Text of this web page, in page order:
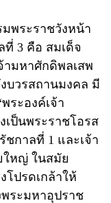
ระราชวังหน้า
3 คือ สมเด็จ
ามหาศักดิพลเสพ
บวรสถานมงคล มี
ระองค์เจ้า
เป็นพระราชโอรส
ชกาลที่ 1 และเจ้า
หญ่ ในสมัย
โปรดเกล้าให้
ระมหาอุปราช